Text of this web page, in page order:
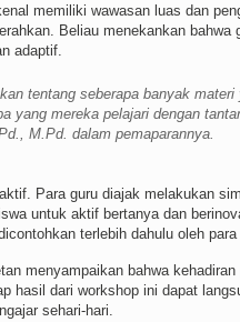
memiliki wawasan luas dan
Beliau menekankan
adaptif.
tentang seberapa banyak
yang mereka pelajari dengan
M.Pd. dalam pemaparannya.
Para guru diajak melakukan
untuk aktif bertanya dan
terlebih dahulu oleh para
menyampaikan bahwa
hasil dari workshop ini dapat
sehari-hari.